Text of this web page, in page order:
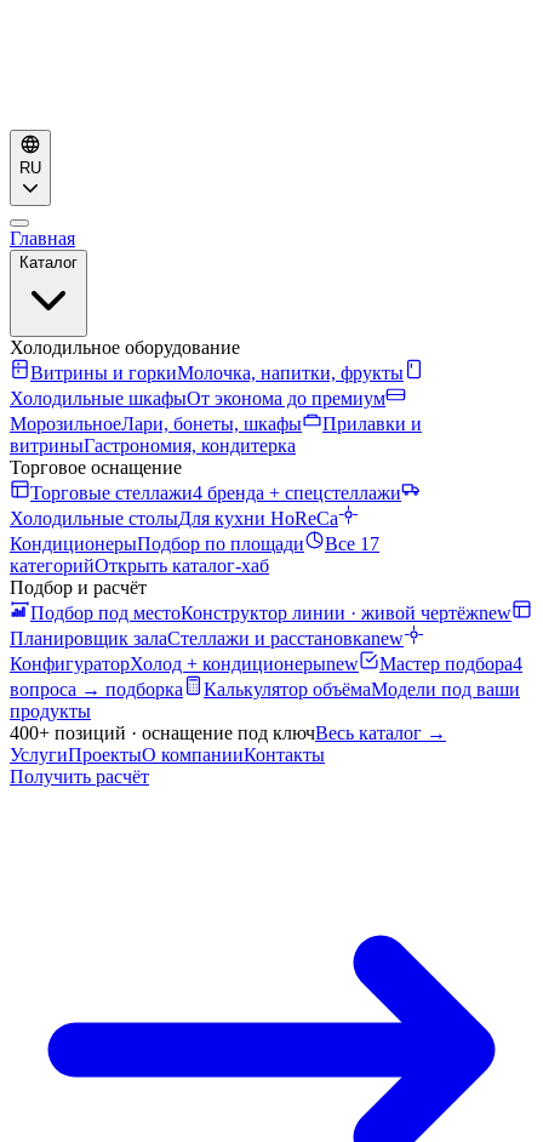
RU
Главная
Каталог
Холодильное оборудование
Витрины и горкиМолочка, напитки, фрукты
Холодильные шкафыОт эконома до премиум
МорозильноеЛари, бонеты, шкафы
Прилавки и
витриныГастрономия, кондитерка
Торговое оснащение
Торговые стеллажи4 бренда + спецстеллажи
Холодильные столыДля кухни HoReCa
КондиционерыПодбор по площади
Все 17
категорийОткрыть каталог-хаб
Подбор и расчёт
Подбор под местоКонструктор линии · живой чертёжnew
Планировщик залаСтеллажи и расстановкаnew
КонфигураторХолод + кондиционерыnew Мастер подбора4
вопроса → подборка
Калькулятор объёмаМодели под ваши
продукты
400+ позиций · оснащение под ключВесь каталог →
УслугиПроектыО компанииКонтакты
Получить расчёт